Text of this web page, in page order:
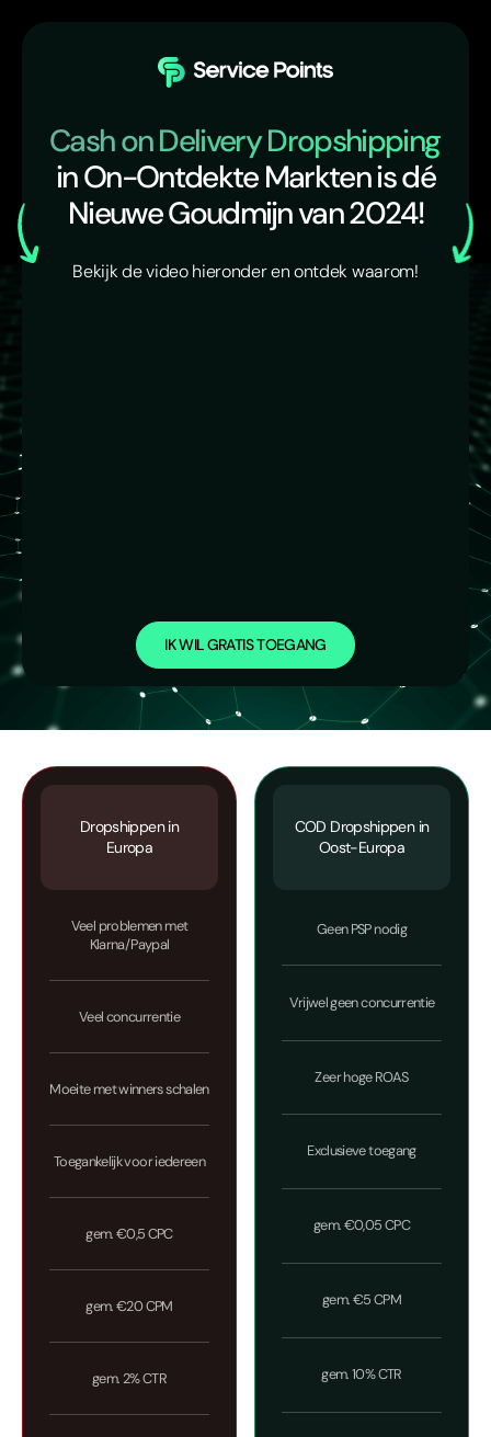
Cash on Delivery Dropshipping
in On-Ontdekte Markten is dé
Nieuwe Goudmijn van 2024!
Bekijk de video hieronder en ontdek waarom!
IK WIL GRATIS TOEGANG
Dropshippen in
Europa
Veel problemen met
Klarna/Paypal
Veel concurrentie
Moeite met winners schalen
Toegankelijk voor iedereen
gem. €0,5 CPC
gem. €20 CPM
gem. 2% CTR
COD Dropshippen in
Oost-Europa
Geen PSP nodig
Vrijwel geen concurrentie
Zeer hoge ROAS
Exclusieve toegang
gem. €0,05 CPC
gem. €5 CPM
gem. 10% CTR